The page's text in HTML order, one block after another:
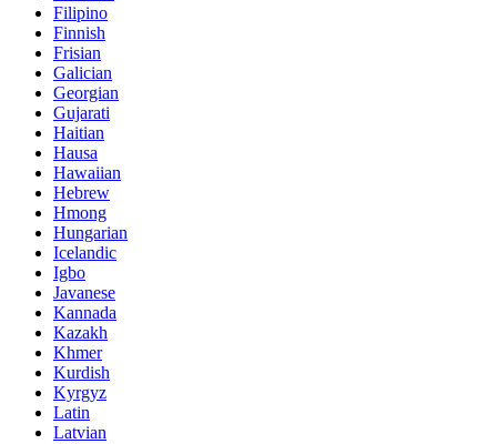
Filipino
Finnish
Frisian
Galician
Georgian
Gujarati
Haitian
Hausa
Hawaiian
Hebrew
Hmong
Hungarian
Icelandic
Igbo
Javanese
Kannada
Kazakh
Khmer
Kurdish
Kyrgyz
Latin
Latvian